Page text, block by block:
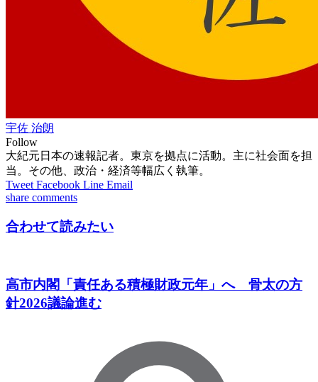
宇佐 治朗
Follow
大紀元日本の速報記者。東京を拠点に活動。主に社会面を担
当。その他、政治・経済等幅広く執筆。
Tweet Facebook Line Email
share comments
合わせて読みたい
高市内閣「責任ある積極財政元年」へ 骨太の方
針2026議論進む